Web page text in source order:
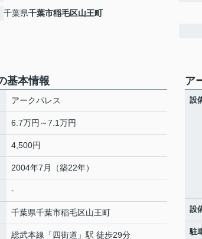
千葉県千葉市稲毛区山王町
基本情報
アークパレス
6.7万円～7.1万円
4,500円
2004年7月（築22年）
-
千葉県千葉市稲毛区山王町
総武本線 「四街道 」駅 徒歩29分
ア
設
設
駐